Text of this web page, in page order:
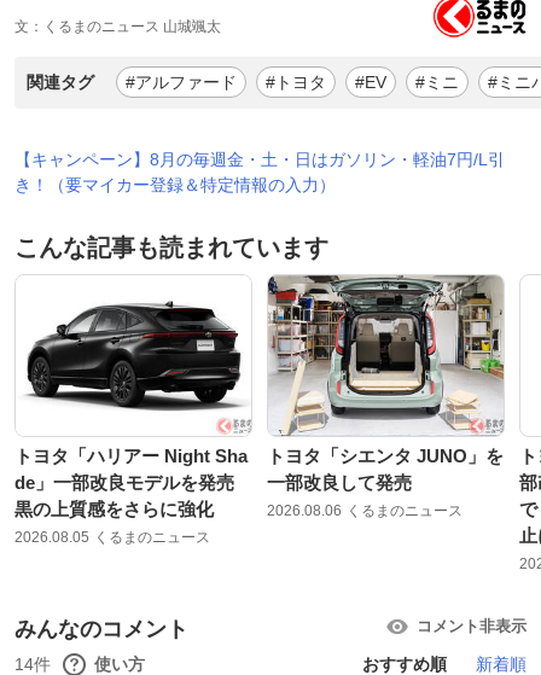
文：くるまのニュース 山城颯太
関連タグ #アルファード #トヨタ #EV #ミニ #ミニ
【キャンペーン】8月の毎週金・土・日はガソリン・軽油7円/L引
き！（要マイカー登録＆特定情報の入力）
こんな記事も読まれています
トヨタ「ハリアー Night Sha
de」一部改良モデルを発売
黒の上質感をさらに強化
2026.08.05 くるまのニュース
トヨタ「シエンタ JUNO」を
一部改良して発売
2026.08.06 くるまのニュース
部
みんなのコメント コメント非表示
14件 使い方 おすすめ順 新着順